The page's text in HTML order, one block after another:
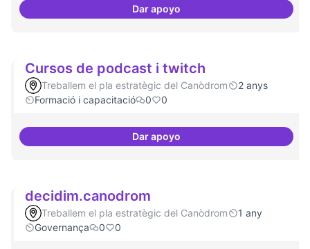
Dar apoyoCures i governança
Cursos de podcast i twitch
Treballem el pla estratègic del Canòdrom
2 anys
Formació i capacitació
0 0
Dar apoyoCursos de podcast i twitch
decidim.canodrom
Treballem el pla estratègic del Canòdrom
1 any
Governança
0 0